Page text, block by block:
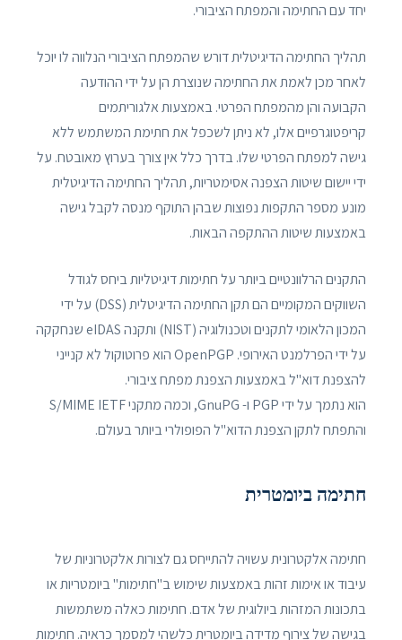
יחד עם החתימה והמפתח הציבורי.
תהליך החתימה הדיגיטלית דורש שהמפתח הציבורי הנלווה לו יוכל
לאחר מכן לאמת את החתימה שנוצרת הן על ידי ההודעה
הקבועה והן מהמפתח הפרטי. באמצעות אלגוריתמים
קריפטוגרפיים אלו, לא ניתן לשכפל את חתימת המשתמש ללא
גישה למפתח הפרטי שלו. בדרך כלל אין צורך בערוץ מאובטח. על
ידי יישום שיטות הצפנה אסימטריות, תהליך החתימה הדיגיטלית
מונע מספר התקפות נפוצות שבהן התוקף מנסה לקבל גישה
באמצעות שיטות ההתקפה הבאות.
התקנים הרלוונטיים ביותר על חתימות דיגיטליות ביחס לגודל
השווקים המקומיים הם תקן החתימה הדיגיטלית (DSS) על ידי
המכון הלאומי לתקנים וטכנולוגיה (NIST) ותקנה eIDAS שנחקקה
על ידי הפרלמנט האירופי. OpenPGP הוא פרוטוקול לא קנייני
להצפנת דוא"ל באמצעות הצפנת מפתח ציבורי.
הוא נתמך על ידי PGP ו- GnuPG, וכמה מתקני S/MIME IETF
והתפתח לתקן הצפנת הדוא"ל הפופולרי ביותר בעולם.
חתימה ביומטרית
חתימה אלקטרונית עשויה להתייחס גם לצורות אלקטרוניות של
עיבוד או אימות זהות באמצעות שימוש ב"חתימות" ביומטריות או
בתכונות המזהות ביולוגית של אדם. חתימות כאלה משתמשות
בגישה של צירוף מדידה ביומטרית כלשהי למסמך כראיה. חתימות